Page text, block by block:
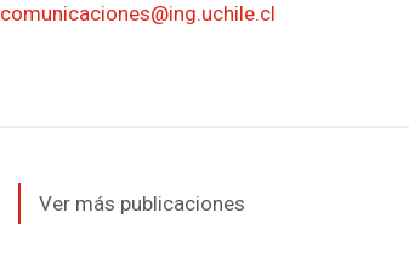
comunicaciones@ing.uchile.cl
Ver más publicaciones